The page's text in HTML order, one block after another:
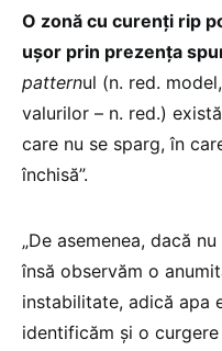
O zonă cu curenți rip
ușor prin prezența
patternul (n. red.
valurilor – n. red.)
care nu se sparg, în
închisă”.
„De asemenea, dacă
însă observăm o
instabilitate, adică apa
identificăm și o